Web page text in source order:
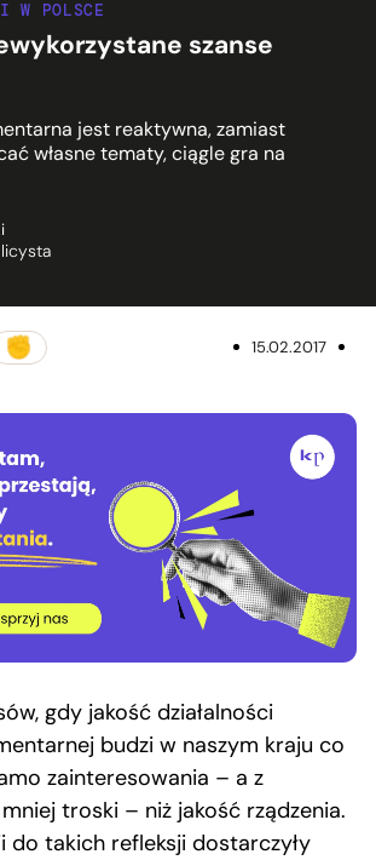
W POLSCE
szanse
jest reaktywna, zamiast
własne tematy, ciągle gra na
15.02.2017
gdy jakość działalności
budzi w naszym kraju co
zainteresowania – a z
troski – niż jakość rządzenia.
do takich refleksji dostarczyły